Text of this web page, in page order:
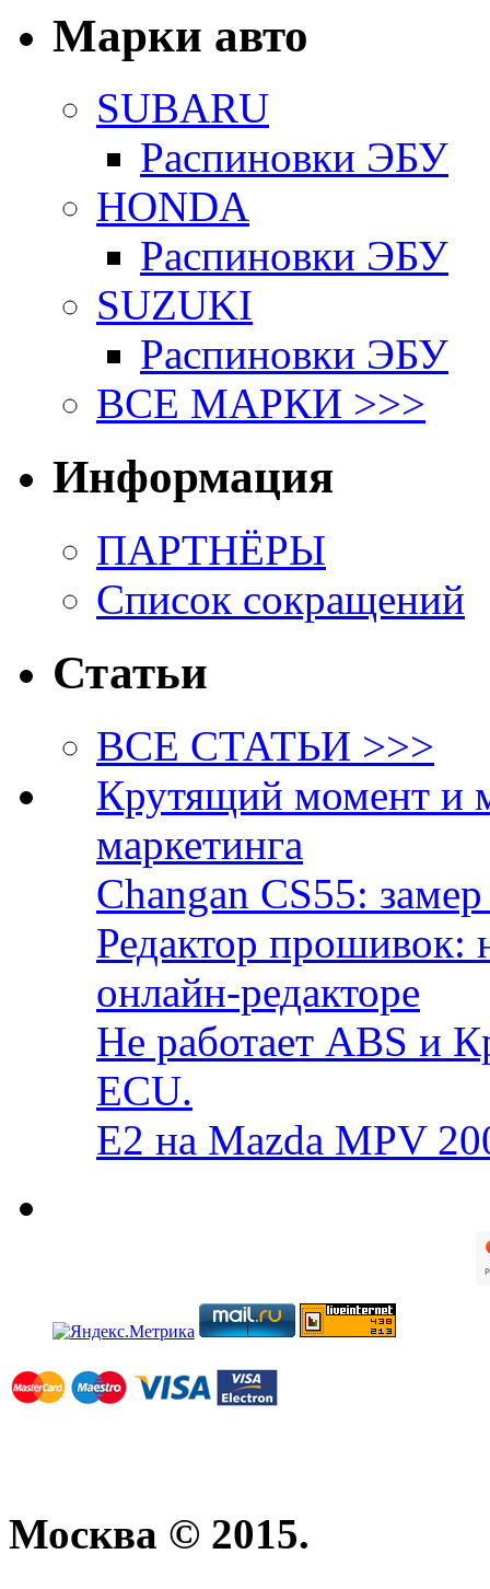
Марки авто
SUBARU
Распиновки ЭБУ
HONDA
Распиновки ЭБУ
SUZUKI
Распиновки ЭБУ
ВСЕ МАРКИ >>>
Информация
ПАРТНЁРЫ
Список сокращений
Статьи
ВСЕ СТАТЬИ >>>
Крутящий момент и
маркетинга
Changan CS55:
Редактор прошивок:
онлайн-редакторе
Не работает ABS и
ECU.
E2 на Mazda MPV
Москва © 2015.